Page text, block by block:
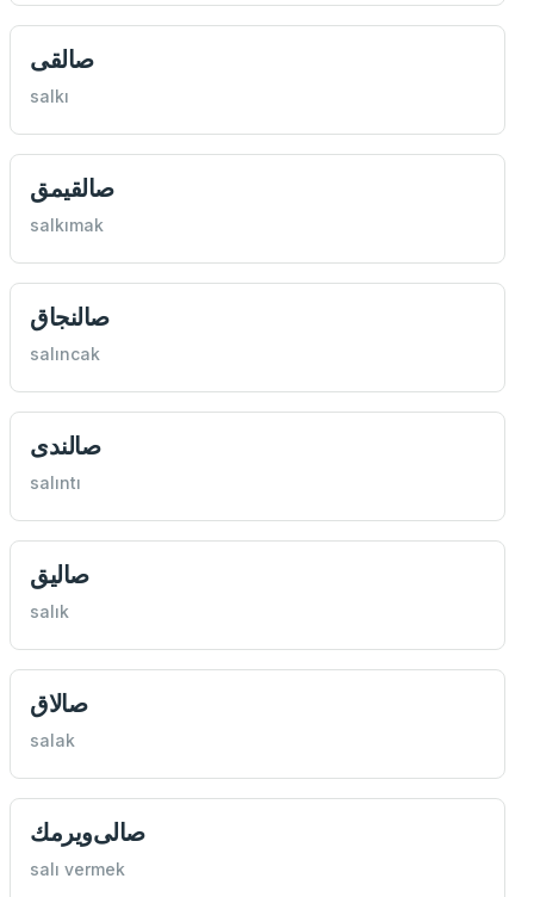
صالقی
salkı
صالقيمق
salkımak
صالنجاق
salıncak
صالندی
salıntı
صاليق
salık
صالاق
salak
صالی‌ويرمك
salı vermek